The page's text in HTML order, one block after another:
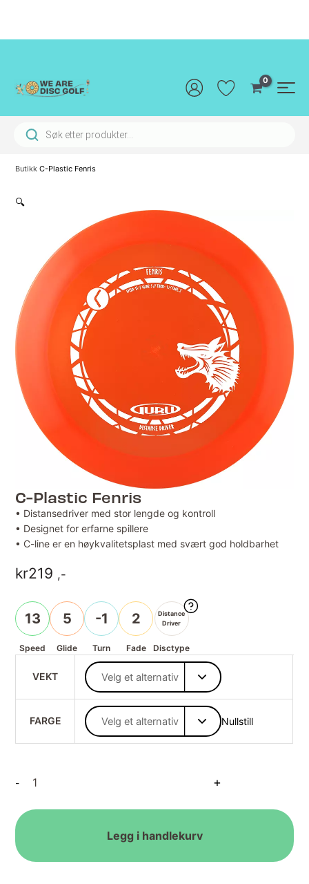
innholdet
Products search
Butikk C-Plastic Fenris
🔍
C-Plastic Fenris
• Distansedriver med stor lengde og kontroll
• Designet for erfarne spillere
• C-line er en høykvalitetsplast med svært god holdbarhet
kr219 ,-
13
Speed
5
Glide
-1
Turn
2
Fade
Distance
Driver
Disctype
VEKT
FARGE Nullstill
-
Plastic
antall
+
Legg i handlekurv